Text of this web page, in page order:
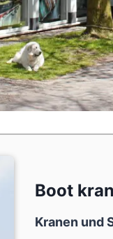
Boot
Kranen und